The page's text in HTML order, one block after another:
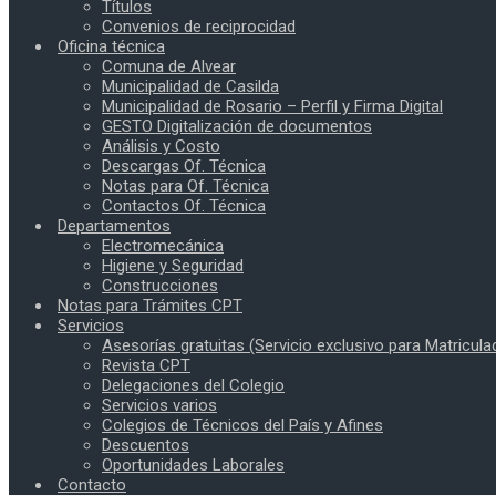
Títulos
Convenios de reciprocidad
Oficina técnica
Comuna de Alvear
Municipalidad de Casilda
Municipalidad de Rosario – Perfil y Firma Digital
GESTO Digitalización de documentos
Análisis y Costo
Descargas Of. Técnica
Notas para Of. Técnica
Contactos Of. Técnica
Departamentos
Electromecánica
Higiene y Seguridad
Construcciones
Notas para Trámites CPT
Servicios
Asesorías gratuitas (Servicio exclusivo para
Revista CPT
Delegaciones del Colegio
Servicios varios
Colegios de Técnicos del País y Afines
Descuentos
Oportunidades Laborales
Contacto